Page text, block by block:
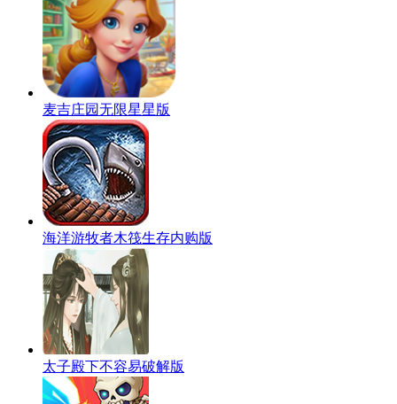
麦吉庄园无限星星版
海洋游牧者木筏生存内购版
太子殿下不容易破解版